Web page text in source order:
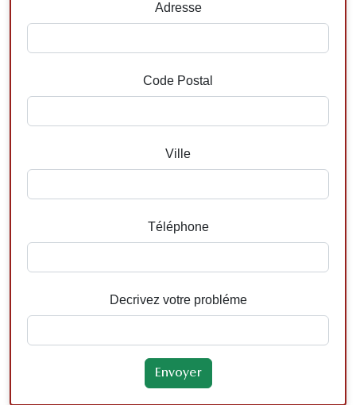
Adresse
Code Postal
Ville
Téléphone
Decrivez votre probléme